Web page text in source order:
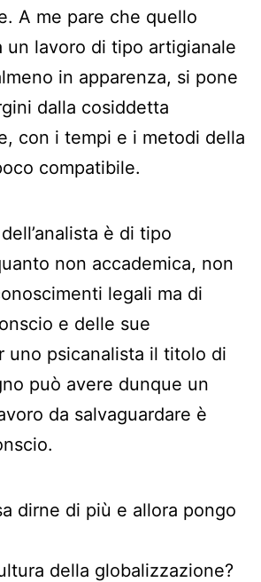
A me pare che quello
un lavoro di tipo artigianale
in apparenza, si pone
dalla cosiddetta
con i tempi e i metodi della
compatibile.
è di tipo
non accademica, non
legali ma di
e delle sue
uno psicanalista il titolo di
può avere dunque un
da salvaguardare è
dirne di più e allora pongo
della globalizzazione?